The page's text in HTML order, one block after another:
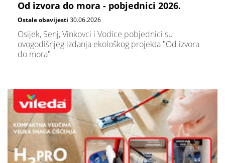
Od izvora do mora - pobjednici 2026.
Ostale obavijesti 30.06.2026
Osijek, Senj, Vinkovci i Vodice pobjednici su
ovogodišnjeg izdanja ekološkog projekta "Od izvora
do mora"